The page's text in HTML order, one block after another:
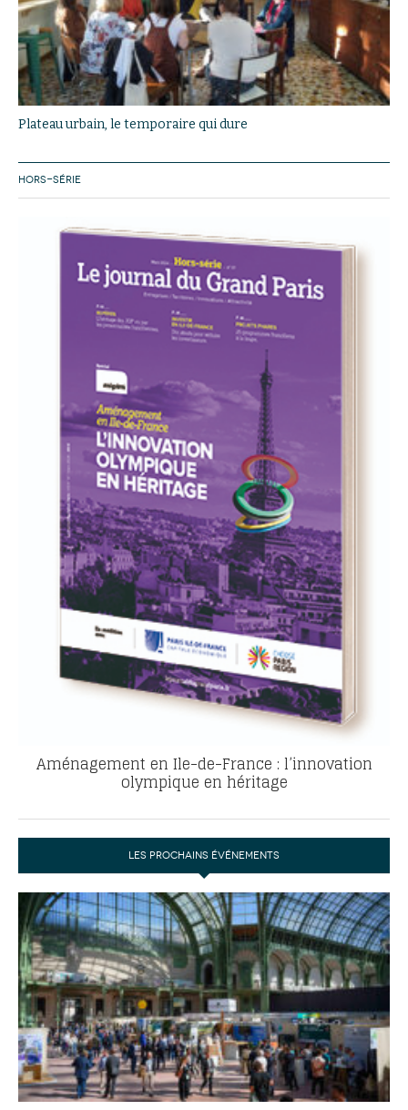
Plateau urbain, le temporaire qui dure
HORS-SÉRIE
Aménagement en Ile-de-France : l’innovation
olympique en héritage
LES PROCHAINS ÉVÉNEMENTS